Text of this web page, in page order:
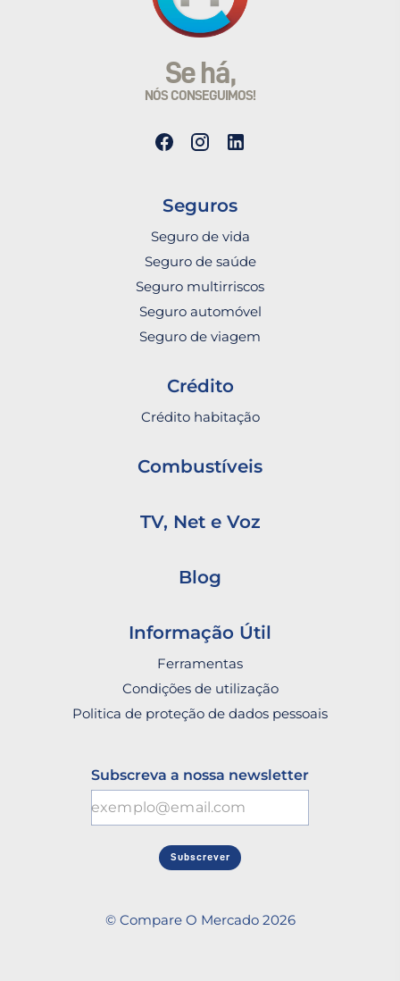
Se há,
NÓS CONSEGUIMOS!
Seguros
Seguro de vida
Seguro de saúde
Seguro multirriscos
Seguro automóvel
Seguro de viagem
Crédito
Crédito habitação
Combustíveis
TV, Net e Voz
Blog
Informação Útil
Ferramentas
Condições de utilização
Politica de proteção de dados pessoais
Subscreva a nossa newsletter
Subscrever
© Compare O Mercado 2026